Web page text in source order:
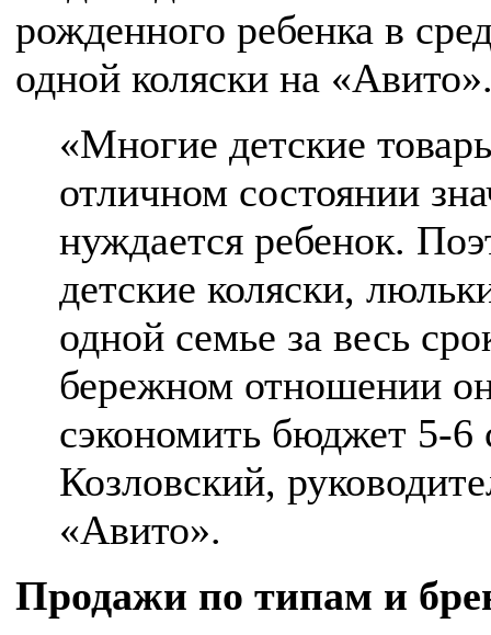
рожденного ребенка в
одной коляски на
«Многие детские
отличном состоянии
нуждается ребенок.
детские коляски,
одной семье за весь
бережном отношении
сэкономить бюджет 5-
Козловский,
«Авито».
Продажи по типам и